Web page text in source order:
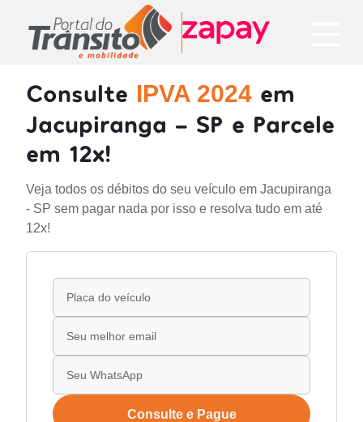
Consulte IPVA 2024 em
Jacupiranga - SP e Parcele
em 12x!
Veja todos os débitos do seu veículo em Jacupiranga
- SP sem pagar nada por isso e resolva tudo em até
12x!
Consulte e Pague